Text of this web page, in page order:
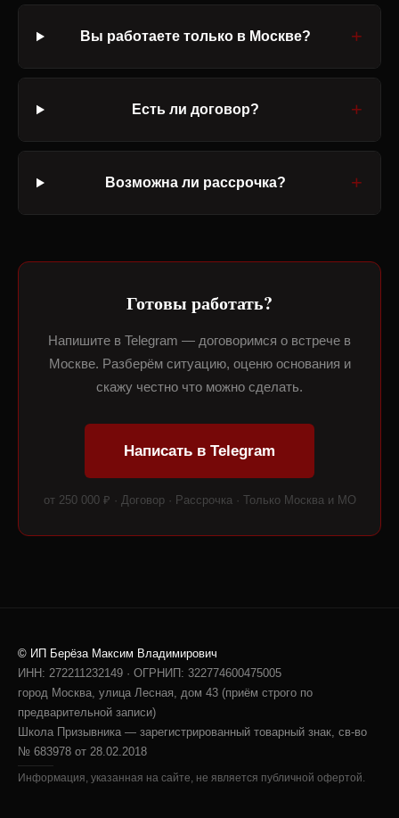
Вы работаете только в Москве?
Есть ли договор?
Возможна ли рассрочка?
Готовы работать?
Напишите в Telegram — договоримся о встрече в
Москве. Разберём ситуацию, оценю основания и
скажу честно что можно сделать.
Написать в Telegram
от 250 000 ₽ · Договор · Рассрочка · Только Москва и МО
© ИП Берёза Максим Владимирович
ИНН: 272211232149 · ОГРНИП: 322774600475005
город Москва, улица Лесная, дом 43 (приём строго по
предварительной записи)
Школа Призывника — зарегистрированный товарный знак, св-во
№ 683978 от 28.02.2018
Информация, указанная на сайте, не является публичной офертой.